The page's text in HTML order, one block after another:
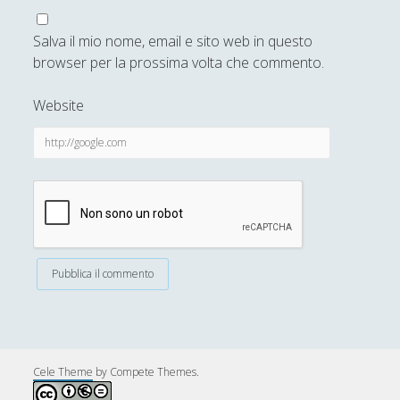
► Filologia(4)
► Geopolitica(11)
► I percorsi di SF2.0
► In edicola (1)
► Itinerari
Scacchi (42)
► Sicurezza e Relazioni Internazionali
Salva il mio nome, email e sito web in questo
browser per la prossima volta che commento.
Website
Cele Theme by Compete Themes.